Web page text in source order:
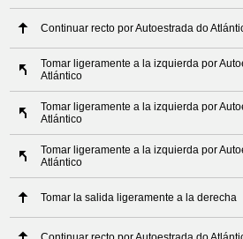
Continuar recto por Autoestrada do
Tomar ligeramente a la izquierda por
Atlántico
Tomar ligeramente a la izquierda por
Atlántico
Tomar ligeramente a la izquierda por
Atlántico
Tomar la salida ligeramente a la derecha